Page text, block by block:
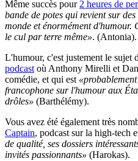
Même succès pour 2 heures de
bande de potes qui revient sur
monde et énormément d'humour.
le cul par terre même». (Antonia).
L'humour, c'est justement le sujet
podcast où Anthony Mirelli et
comédie, et qui est
francophone sur l'humour aux
drôles» (Barthélémy).
Vous avez été également très
Captain, podcast sur la high-tech
de qualité, ses dossiers
invités passionnants» (Harokas).